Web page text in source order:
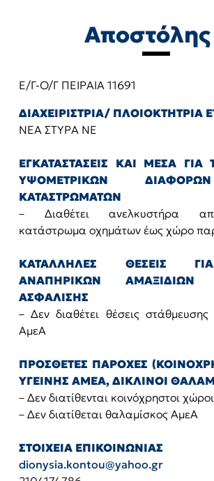
Αποστόλης
Ε/Γ-Ο/Γ ΠΕΙΡΑΙΑ 11691
ΔΙΑΧΕΙΡΙΣΤΡΙΑ/ ΠΛΟΙΟΚΤΗΤΡΙΑ
ΝΕΑ ΣΤΥΡΑ ΝΕ
ΕΓΚΑΤΑΣΤΑΣΕΙΣ ΚΑΙ ΜΕΣΑ
ΥΨΟΜΕΤΡΙΚΩΝ
ΚΑΤΑΣΤΡΩΜΑΤΩΝ
– Διαθέτει ανελκυστήρα
κατάστρωμα οχημάτων έως χώρο
ΚΑΤΑΛΛΗΛΕΣ ΘΕΣΕΙΣ
ΑΝΑΠΗΡΙΚΩΝ
ΑΣΦΑΛΙΣΗΣ
– Δεν διαθέτει θέσεις
ΑμεΑ
ΠΡΟΣΘΕΤΕΣ ΠΑΡΟΧΕΣ
ΥΓΕΙΝΗΣ ΑΜΕΑ, ΔΙΚΛΙΝΟΙ
– Δεν διατίθενται κοινόχρηστοι
– Δεν διατίθεται θαλαμίσκος ΑμεΑ
ΣΤΟΙΧΕΙΑ ΕΠΙΚΟΙΝΩΝΙΑΣ
dionysia.kontou@yahoo.gr